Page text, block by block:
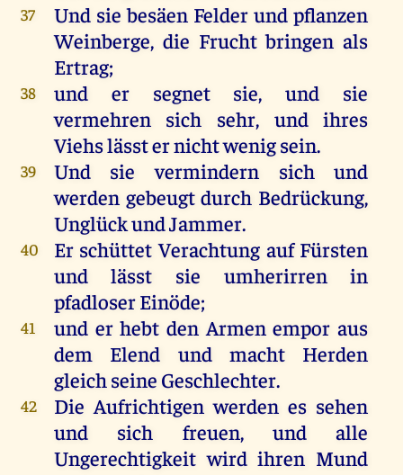
37 Und sie besäen Felder und pflanzen
Weinberge, die Frucht bringen als
Ertrag;
38 und er segnet sie,und
sie
vermehren sich sehr, und ihres
Viehslässternichtwenigsein.
39 Und sie vermindern sich
und
werden gebeugt durch Bedrückung,
UnglückundJammer.
40 Er schüttet Verachtung auf Fürsten
undlässt sie umherirrenin
pfadloserEinöde;
41 und er hebt den Armen empor aus
dem
Elend und macht
Herden
gleichseine Geschlechter.
42 Die Aufrichtigen werden es sehen
und
sich freuen, und
alle
Ungerechtigkeit wird ihren Mund